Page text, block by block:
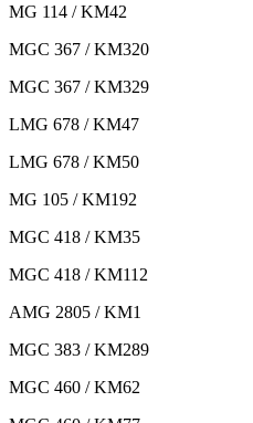
MG 114 / KM42
MGC 367 / KM320
MGC 367 / KM329
LMG 678 / KM47
LMG 678 / KM50
MG 105 / KM192
MGC 418 / KM35
MGC 418 / KM112
AMG 2805 / KM1
MGC 383 / KM289
MGC 460 / KM62